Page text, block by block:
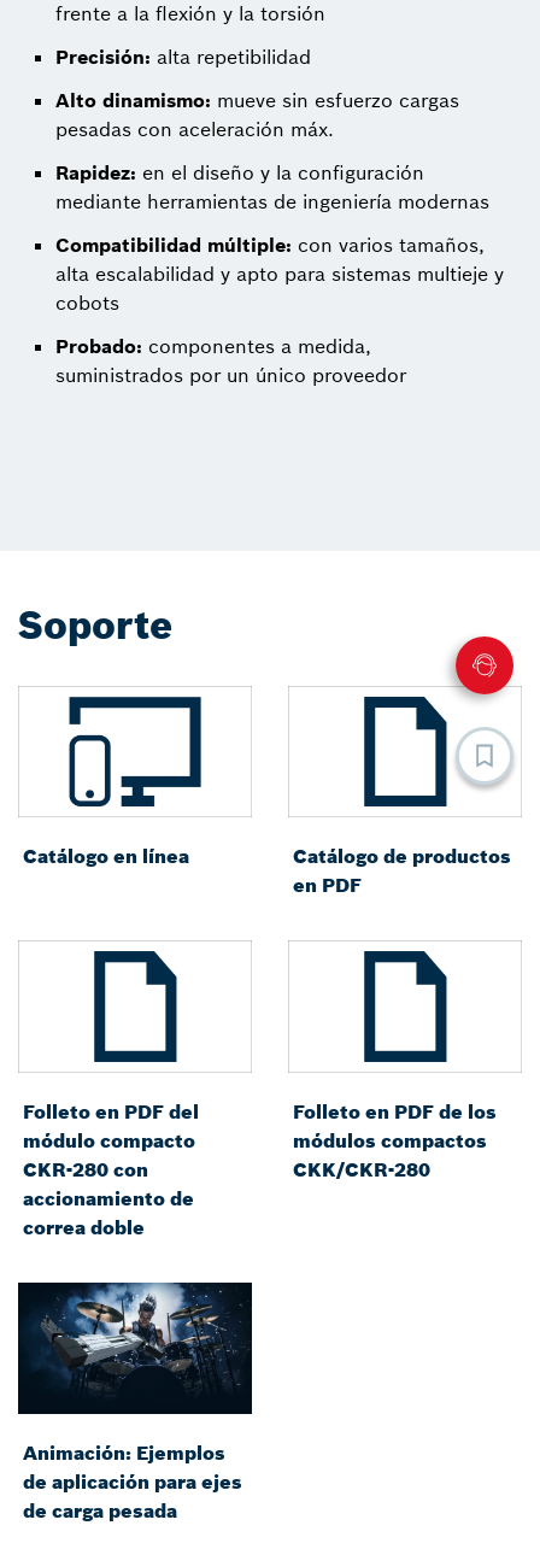
frente a la flexión y la torsión
Precisión: alta repetibilidad
Alto dinamismo: mueve sin esfuerzo cargas
pesadas con aceleración máx.
Rapidez: en el diseño y la configuración
mediante herramientas de ingeniería modernas
Compatibilidad múltiple: con varios tamaños,
alta escalabilidad y apto para sistemas multieje y
cobots
Probado: componentes a medida,
suministrados por un único proveedor
Soporte
Catálogo en línea
Catálogo de productos
en PDF
Folleto en PDF del
módulo compacto
CKR-280 con
accionamiento de
correa doble
Folleto en PDF de los
módulos compactos
CKK/CKR-280
Animación: Ejemplos
de aplicación para ejes
de carga pesada